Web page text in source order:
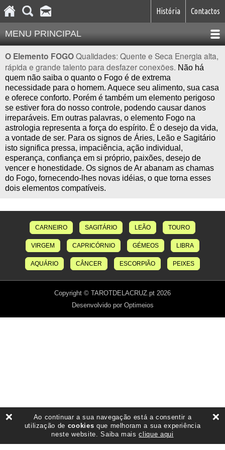
História Contactos
MENU PRINCIPAL
O Elemento FOGOQualidades: Quente e Seca Energia alta,
rápida e grande talento para desfazer conexões. Não há
quem não saiba o quanto o Fogo é de extrema
necessidade para o homem. Aquece seu alimento, sua casa
e oferece conforto. Porém é também um elemento perigoso
se estiver fora do nosso controle, podendo causar danos
irreparáveis. Em outras palavras, o elemento Fogo na
astrologia representa a força do espírito. É o desejo da vida,
a vontade de ser. Para os signos de Áries, Leão e Sagitário
isto significa pressa, impaciência, ação individual,
esperança, confiança em si próprio, paixões, desejo de
vencer e honestidade. Os signos de Ar abanam as chamas
do Fogo, fornecendo-lhes novas idéias, o que torna esses
dois elementos compatíveis.
CARNEIRO SAGITÁRIO LEÃO TOURO
VIRGEM CAPRICÓRNIO GÉMEOS LIBRA
AQUÁRIO CÂNCER ESCORPIÃO PEIXES
Copyright © TAROTDELACRUZ.pt 2026
Desenvolvido por Optimeios